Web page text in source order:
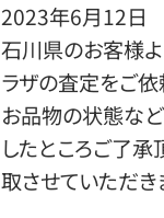
2023年6月12日
石川県のお客様よ
ラザの査定をご依
お品物の状態など
したところご了
取させていただき